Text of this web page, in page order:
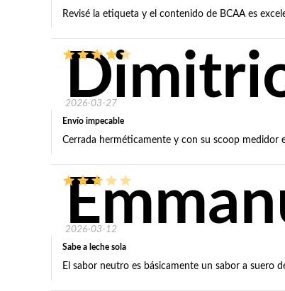
Revisé la etiqueta y el contenido de BCAA es
2026-03-27
Envío impecable
Cerrada herméticamente y con su scoop medidor
2026-03-12
Sabe a leche sola
El sabor neutro es básicamente un sabor a suero